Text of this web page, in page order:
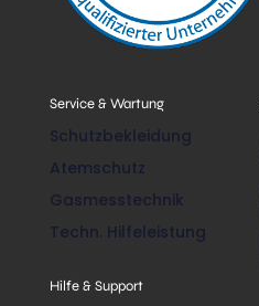
Service & Wartung
Schutzbekleidung
Atemschutz
Gasmesstechnik
Techn. Hilfeleistung
Hilfe & Support